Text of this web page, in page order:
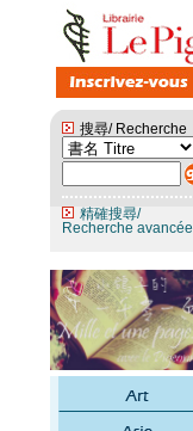
搜尋/ Recherche
精確搜尋/
Recherche avancée